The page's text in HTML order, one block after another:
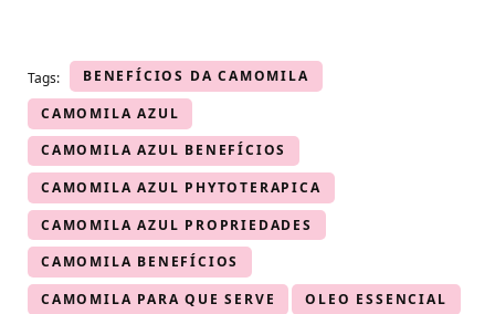
Tags:
BENEFÍCIOS DA CAMOMILA
CAMOMILA AZUL
CAMOMILA AZUL BENEFÍCIOS
CAMOMILA AZUL PHYTOTERAPICA
CAMOMILA AZUL PROPRIEDADES
CAMOMILA BENEFÍCIOS
CAMOMILA PARA QUE SERVE
OLEO ESSENCIAL